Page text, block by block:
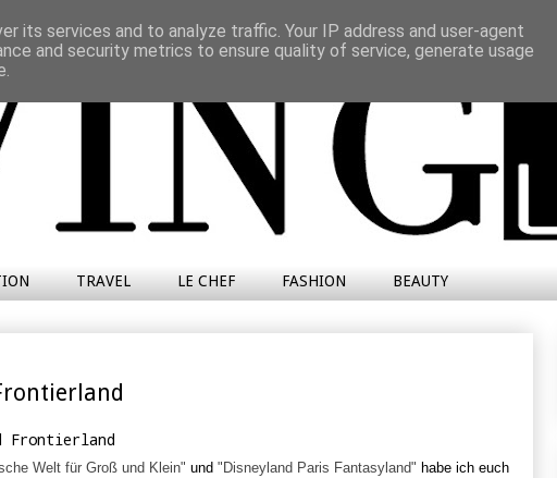
TRAVEL LE CHEF FASHION BEAUTY
Frontierland
Welt für Groß und Klein" und "Disneyland Paris Fantasyland" habe ich euch
its services and to analyze traffic. Your IP address and user-agent
and security metrics to ensure quality of service, generate usage